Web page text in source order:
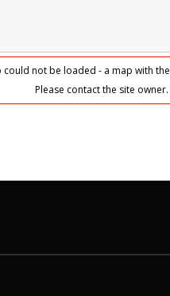
could not be loaded - a map with
Please contact the site owner.